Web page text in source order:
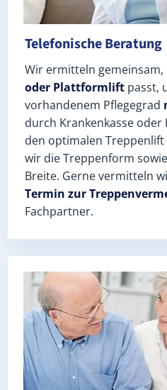
Telefonische Beratung
Wir ermitteln gemeinsam,
oder Plattformlift passt,
vorhandenem Pflegegrad
durch Krankenkasse oder
den optimalen
wir die Treppenform
Breite. Gerne vermitteln
Termin zur
Fachpartner.
Exaktes Aufmaß in